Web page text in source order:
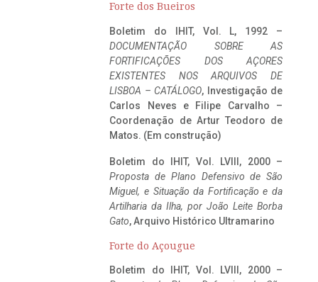
Forte dos Bueiros
Boletim do IHIT, Vol. L, 1992 –
DOCUMENTAÇÃO SOBRE AS
FORTIFICAÇÕES DOS AÇORES
EXISTENTES NOS ARQUIVOS DE
LISBOA – CATÁLOGO, Investigação de
Carlos Neves e Filipe Carvalho –
Coordenação de Artur Teodoro de
Matos. (Em construção)
Boletim do IHIT, Vol. LVIII, 2000 –
Proposta de Plano Defensivo de São
Miguel, e Situação da Fortificação e da
Artilharia da Ilha, por João Leite Borba
Gato, Arquivo Histórico Ultramarino
Forte do Açougue
Boletim do IHIT, Vol. LVIII, 2000 –